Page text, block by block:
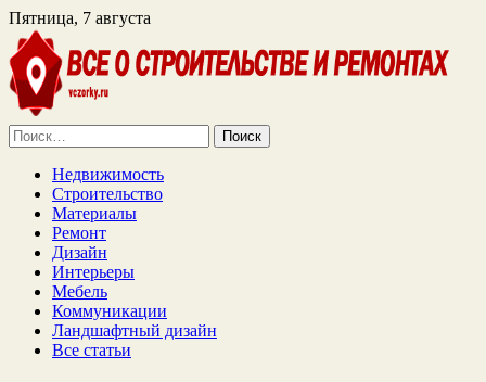
Пятница, 7 августа
Найти:
Недвижимость
Строительство
Материалы
Ремонт
Дизайн
Интерьеры
Мебель
Коммуникации
Ландшафтный дизайн
Все статьи